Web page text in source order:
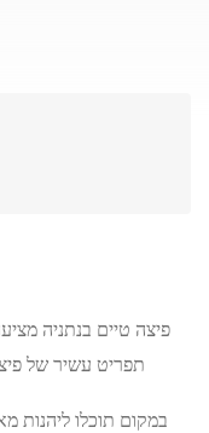
טיים בנתניה מציעה לכל
עשיר של פיצות
תוכלו ליהנות מאווירה